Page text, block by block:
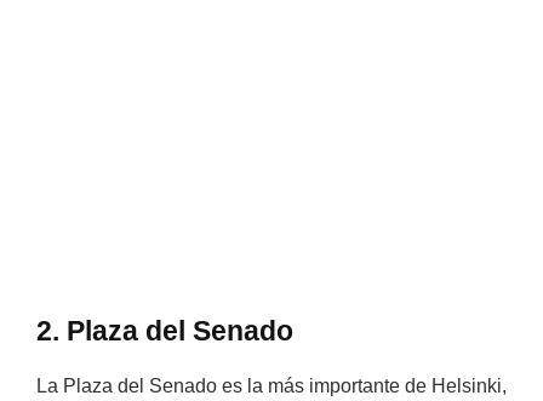
2. Plaza del Senado
La Plaza del Senado es la más importante de Helsinki,